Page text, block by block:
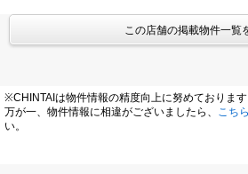
この店舗の掲載物件一覧
※CHINTAIは物件情報の精度向上に努めております
万が一、物件情報に相違がございましたら、
こち
い。